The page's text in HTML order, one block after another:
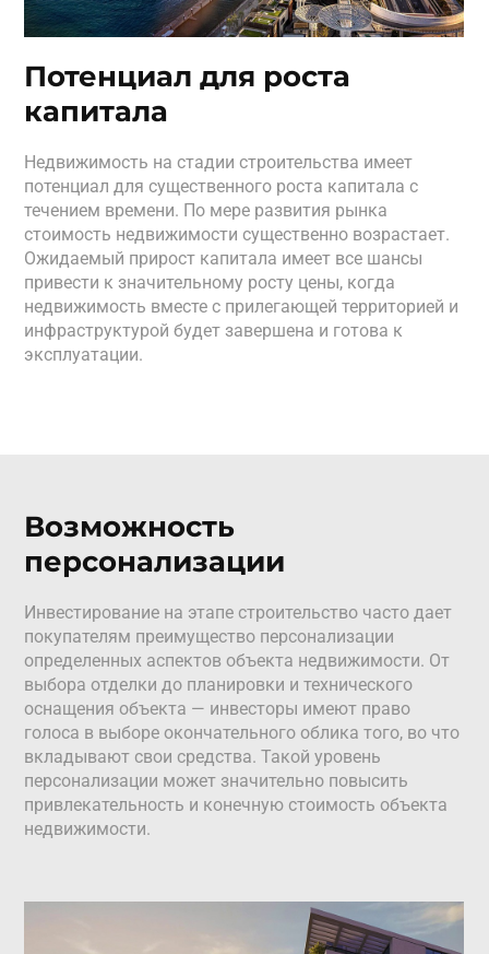
Потенциал для роста
капитала
Недвижимость на стадии строительства имеет
потенциал для существенного роста капитала с
течением времени. По мере развития рынка
стоимость недвижимости существенно возрастает.
Ожидаемый прирост капитала имеет все шансы
привести к значительному росту цены, когда
недвижимость вместе с прилегающей территорией и
инфраструктурой будет завершена и готова к
эксплуатации.
Возможность
персонализации
Инвестирование на этапе строительство часто дает
покупателям преимущество персонализации
определенных аспектов объекта недвижимости. От
выбора отделки до планировки и технического
оснащения объекта — инвесторы имеют право
голоса в выборе окончательного облика того, во что
вкладывают свои средства. Такой уровень
персонализации может значительно повысить
привлекательность и конечную стоимость объекта
недвижимости.